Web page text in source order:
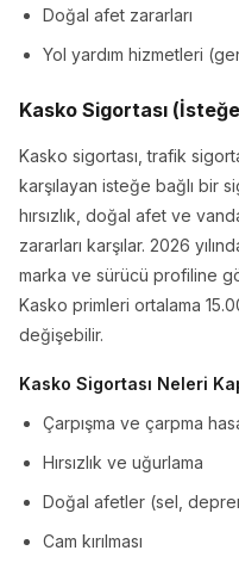
Doğal afet zararları
Yol yardım hizmetleri
Kasko Sigortası (İsteğe
Kasko sigortası, trafik
karşılayan isteğe bağlı bir
hırsızlık, doğal afet ve
zararları karşılar. 2026
marka ve sürücü profiline
Kasko primleri ortalama
değişebilir.
Kasko Sigortası Neleri
Çarpışma ve çarpma
Hırsızlık ve uğurlama
Doğal afetler (sel,
Cam kırılması